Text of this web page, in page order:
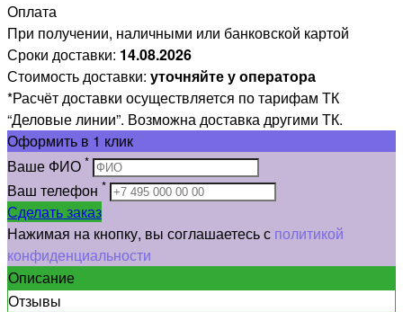
Оплата
При получении, наличными или банковской картой
Сроки доставки: 14.08.2026
Стоимость доставки: уточняйте у оператора
*Расчёт доставки осуществляется по тарифам ТК
“Деловые линии”. Возможна доставка другими ТК.
Оформить в 1 клик
Ваше ФИО *
Ваш телефон *
Сделать заказ
Нажимая на кнопку, вы соглашаетесь с политикой
конфиденциальности
Описание
Отзывы